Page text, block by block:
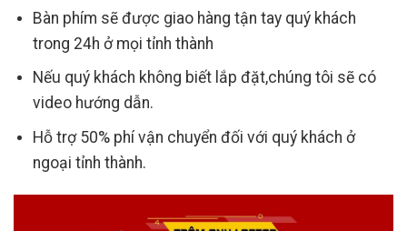
Bàn phím sẽ được giao hàng tận tay quý khách
trong 24h ở mọi tỉnh thành
Nếu quý khách không biết lắp đặt,chúng tôi sẽ có
video hướng dẫn.
Hỗ trợ 50% phí vận chuyển đối với quý khách ở
ngoại tỉnh thành.